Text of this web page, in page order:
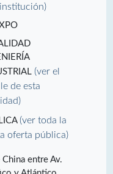
(ver el
de esta
(ver toda la
oferta pública)
China entre Av.